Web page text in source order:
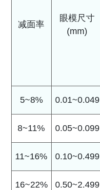
减面率
眼模尺寸
(mm)
5~8% 0.01~0.049
8~11% 0.05~0.099
11~16% 0.10~0.499
16~22% 0.50~2.499